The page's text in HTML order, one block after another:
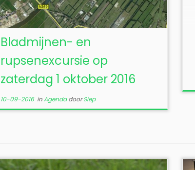
Bladmijnen- en
rupsenexcursie op
zaterdag 1 oktober 2016
10-09-2016inAgendadoorSiep